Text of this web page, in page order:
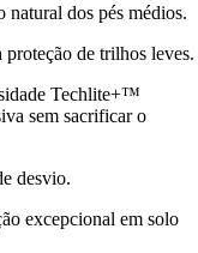
dos pés médios.
proteção de trilhos leves.
Techlite+™
sem sacrificar o
desvio.
excepcional em solo